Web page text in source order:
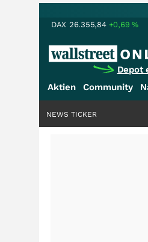
DAX 26.355,84 +0,69%
Depot
Aktien Community
NEWS TICKER